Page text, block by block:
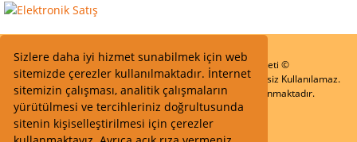
Sizlere daha iyi hizmet sunabilmek için web
sitemizde çerezler kullanılmaktadır. İnternet
sitemizin çalışması, analitik çalışmaların
yürütülmesi ve tercihleriniz doğrultusunda
sitenin kişiselleştirilmesi için çerezler
Start Elektronik Sanayi ve Ticaret Limited Şirketi ©
Resimler Yazılar ve İçeriklerin Tüm hakları saklıdır ve İzinsiz Kullanılamaz.
Kredi kartı bilgileriniz 256bit SSL Sertifikası ile Korunmaktadır.